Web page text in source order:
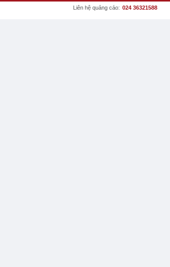
Liên hệ quảng cáo: 024 36321588